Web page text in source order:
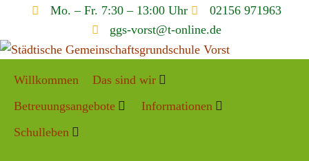
Mo. – Fr. 7:30 – 13:00 Uhr
02156 971963
ggs-vorst@t-online.de
Willkommen
Das sind wir
Betreuungsangebote
Informationen
Schulleben